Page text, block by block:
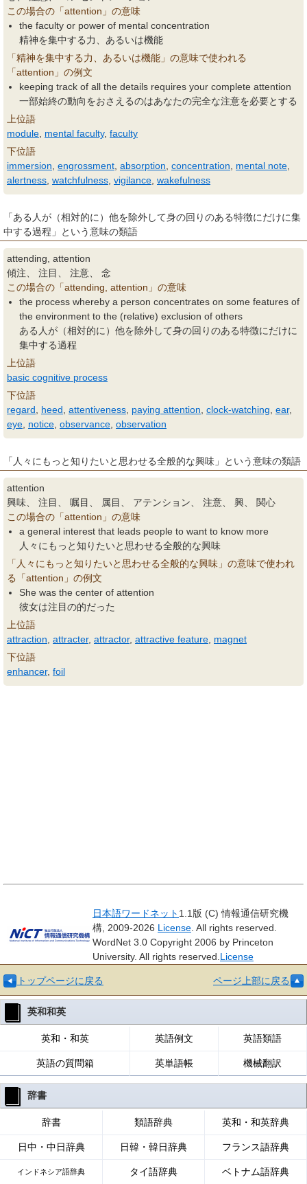
この場合の「attention」の意味
the faculty or power of mental concentration
精神を集中する力、あるいは機能
「精神を集中する力、あるいは機能」の意味で使われる
「attention」の例文
keeping track of all the details requires your complete attention
一部始終の動向をおさえるのはあなたの完全な注意を必要とする
上位語
module mental faculty, faculty
下位語
immersion engrossment absorption concentration mental note
alertness watchfulness vigilance wakefulness
「ある人が（相対的に）他を除外して身の回りのある特徴にだけに集
中する過程」という意味の類語
attending, attention
傾注、 注目、 注意、 念
この場合の「attending, attention」の意味
the process whereby a person concentrates on some features of
the environment to the (relative) exclusion of others
ある人が（相対的に）他を除外して身の回りのある特徴にだけに
集中する過程
上位語
basic cognitive process
下位語
regard
heed attentiveness paying attention clock-watching ear,
eye notice observance observation
「人々にもっと知りたいと思わせる全般的な興味」という意味の類語
attention
興味、 注目、 嘱目、 属目、 アテンション、 注意、 興、 関心
この場合の「attention」の意味
a general interest that leads people to want to know more
人々にもっと知りたいと思わせる全般的な興味
「人々にもっと知りたいと思わせる全般的な興味」の意味で使われ
る「attention」の例文
She was the center of attention
彼女は注目の的だった
上位語
attraction attracter, attractor, attractive feature magnet
下位語
enhancer, foil
日本語ワードネット 1.1版 (C) 情報通信研究機
構, 2009-2026 License . All rights reserved.
WordNet 3.0 Copyright 2006 by Princeton
University. All rights reserved. License
トップページに戻る ページ上部に戻る
英和和英
英和・和英 英語例文 英語類語
英語の質問箱 英単語帳 機械翻訳
辞書
辞書 類語辞典 英和・和英辞典
日中・中日辞典 日韓・韓日辞典 フランス語辞典
インドネシア語辞典 タイ語辞典 ベトナム語辞典